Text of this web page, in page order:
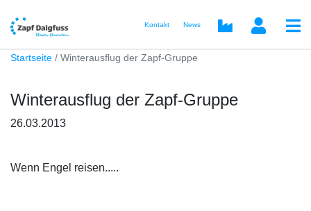
Kontakt News
Startseite Winterausflug der Zapf-Gruppe
Winterausflug der Zapf-Gruppe
26.03.2013
Wenn Engel reisen.....